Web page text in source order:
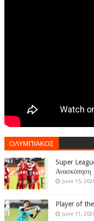
ΟΛΥΜΠΙΑΚΟΣ
Super
Ανασκόπηση
June 15,
Player of the
June 11,